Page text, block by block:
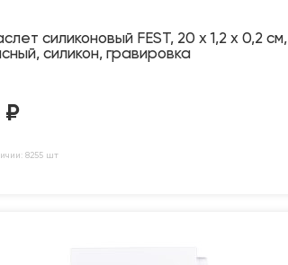
силиконовый FEST, 20 x 1,2 x 0,2 см,
силикон, гравировка
₽
8255 шт